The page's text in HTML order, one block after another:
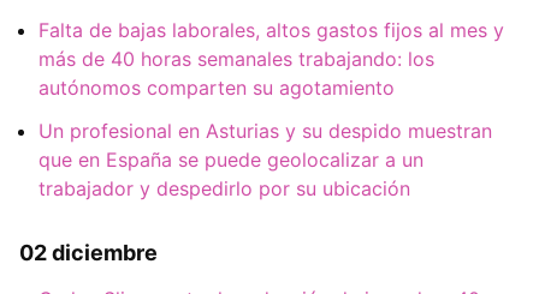
Falta de bajas laborales, altos gastos fijos al mes y
más de 40 horas semanales trabajando: los
autónomos comparten su agotamiento
Un profesional en Asturias y su despido muestran
que en España se puede geolocalizar a un
trabajador y despedirlo por su ubicación
02 diciembre